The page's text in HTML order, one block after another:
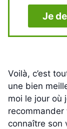
Je
Voilà, c’est
une bien
moi le jour où
connaître son